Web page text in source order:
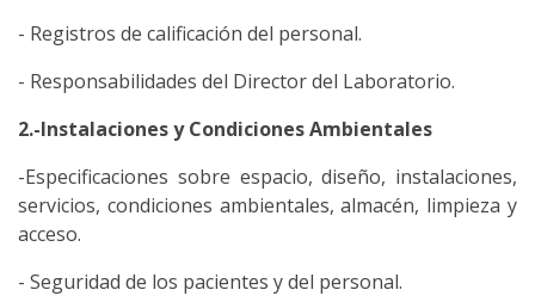
- Registros de calificación del personal.
- Responsabilidades del Director del Laboratorio.
2.-Instalaciones y Condiciones Ambientales
-Especificaciones sobre espacio, diseño, instalaciones,
servicios, condiciones ambientales, almacén, limpieza y
acceso.
- Seguridad de los pacientes y del personal.